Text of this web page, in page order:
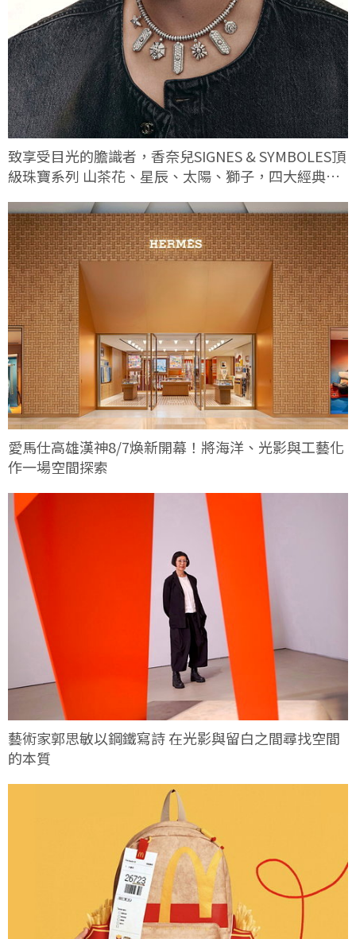
致享受目光的膽識者，香奈兒SIGNES & SYMBOLES頂
級珠寶系列 山茶花、星辰、太陽、獅子，四大經典符
愛馬仕高雄漢神8/7煥新開幕！將海洋、光影與工藝化
作一場空間探索
藝術家郭思敏以鋼鐵寫詩 在光影與留白之間尋找空間
的本質